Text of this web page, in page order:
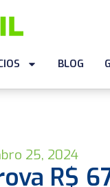
BLOG
25, 2024
R$